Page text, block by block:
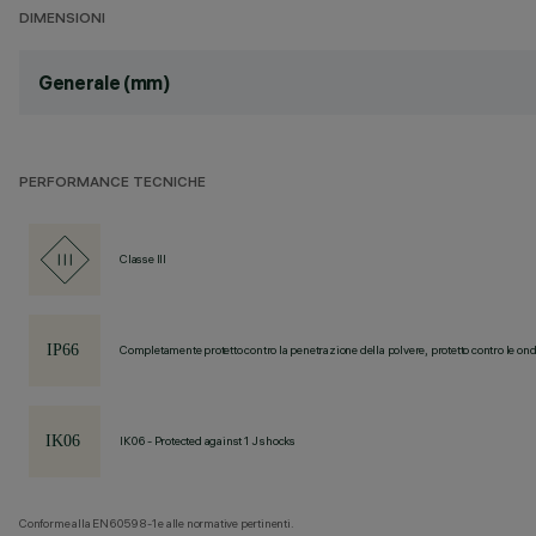
DIMENSIONI
Generale (mm)
PERFORMANCE TECNICHE
Classe III
Completamente protetto contro la penetrazione della polvere, protetto contro le
IK06 - Protected against 1 J shocks
Conforme alla EN60598-1 e alle normative pertinenti.